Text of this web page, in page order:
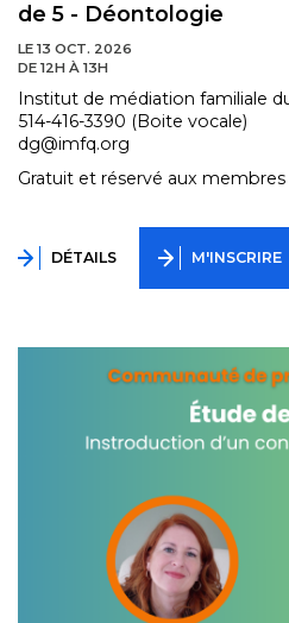
de 5 - Déontologie
LE 13 OCT. 2026
DE 12H À 13H
Institut de médiation familiale
514-416-3390 (Boite vocale)
dg@imfq.org
Gratuit et réservé aux membres
DÉTAILS M'INSCRIRE